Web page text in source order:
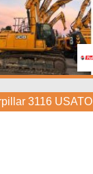
3116 USATO